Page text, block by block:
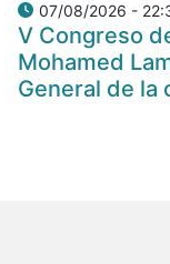
07/08/2026 -
V Congreso
Mohamed
General de la